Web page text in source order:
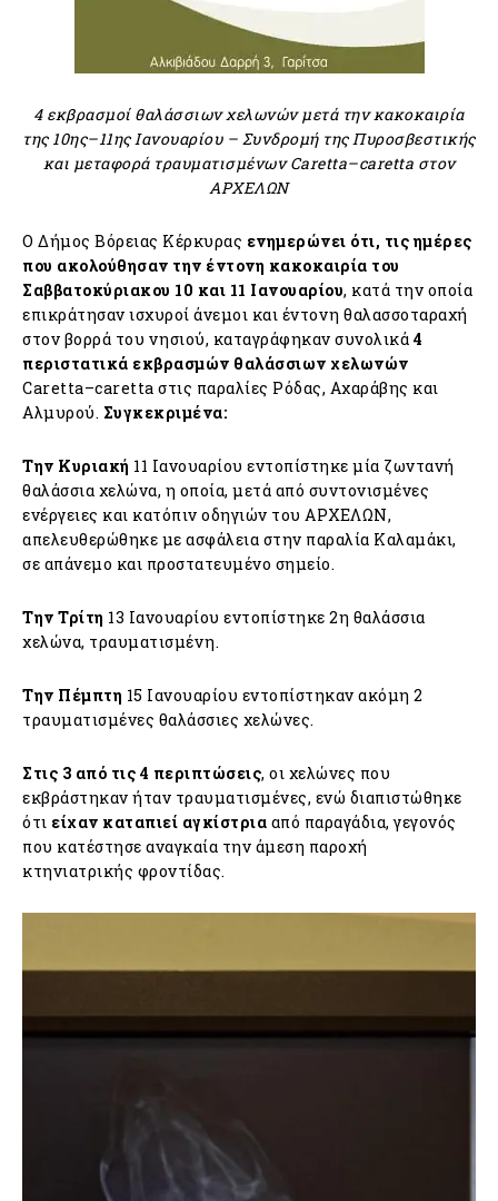
4 εκβρασμοί θαλάσσιων χελωνών μετά την κακοκαιρία
της 10ης–11ης Ιανουαρίου – Συνδρομή της Πυροσβεστικής
και μεταφορά τραυματισμένων Caretta–caretta στον
ΑΡΧΕΛΩΝ
Ο Δήμος Βόρειας Κέρκυρας ενημερώνει ότι, τις ημέρες
που ακολούθησαν την έντονη κακοκαιρία του
Σαββατοκύριακου 10 και 11 Ιανουαρίου, κατά την οποία
επικράτησαν ισχυροί άνεμοι και έντονη θαλασσοταραχή
στον βορρά του νησιού, καταγράφηκαν συνολικά 4
περιστατικά εκβρασμών θαλάσσιων χελωνών
Caretta–caretta στις παραλίες Ρόδας, Αχαράβης και
Αλμυρού. Συγκεκριμένα:
Την Κυριακή 11 Ιανουαρίου εντοπίστηκε μία ζωντανή
θαλάσσια χελώνα, η οποία, μετά από συντονισμένες
ενέργειες και κατόπιν οδηγιών του ΑΡΧΕΛΩΝ,
απελευθερώθηκε με ασφάλεια στην παραλία Καλαμάκι,
σε απάνεμο και προστατευμένο σημείο.
Την Τρίτη 13 Ιανουαρίου εντοπίστηκε 2η θαλάσσια
χελώνα, τραυματισμένη.
Την Πέμπτη 15 Ιανουαρίου εντοπίστηκαν ακόμη 2
τραυματισμένες θαλάσσιες χελώνες.
Στις 3 από τις 4 περιπτώσεις, οι χελώνες που
εκβράστηκαν ήταν τραυματισμένες, ενώ διαπιστώθηκε
ότι είχαν καταπιεί αγκίστρια από παραγάδια, γεγονός
που κατέστησε αναγκαία την άμεση παροχή
κτηνιατρικής φροντίδας.